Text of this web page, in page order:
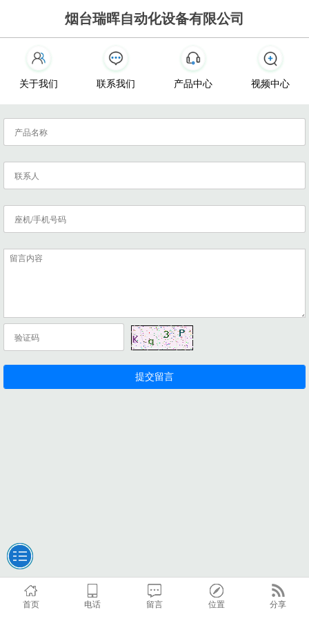
烟台瑞晖自动化设备有限公司
关于我们 联系我们 产品中心 视频中心
首页 电话 留言 位置 分享